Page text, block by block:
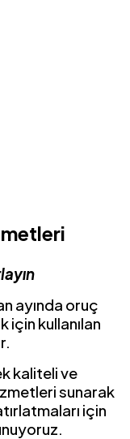
ayında oruç
kullanılan
kaliteli ve
sunarak
için